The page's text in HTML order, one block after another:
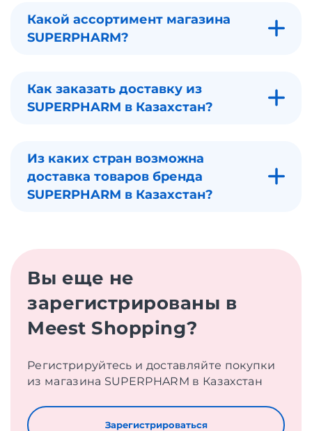
Какой ассортимент магазина
SUPERPHARM?
Как заказать доставку из
SUPERPHARM в Казахстан?
Из каких стран возможна
доставка товаров бренда
SUPERPHARM в Казахстан?
Вы еще не
зарегистрированы в
Meest Shopping?
Регистрируйтесь и доставляйте покупки
из магазина SUPERPHARM в Казахстан
Зарегистрироваться